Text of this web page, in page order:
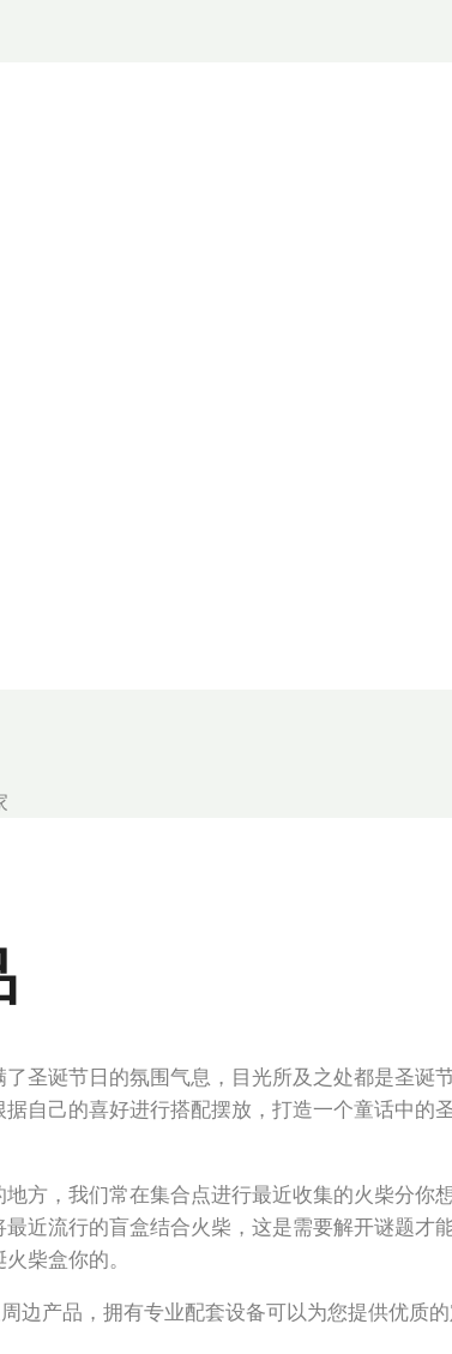
圣诞节日的氛围气息，目光所及之处都是圣诞
自己的喜好进行搭配摆放，打造一个童话中
方，我们常在集合点进行最近收集的火柴分
近流行的盲盒结合火柴，这是需要解开谜题才
柴盒你的。
产品，拥有专业配套设备可以为您提供优质的